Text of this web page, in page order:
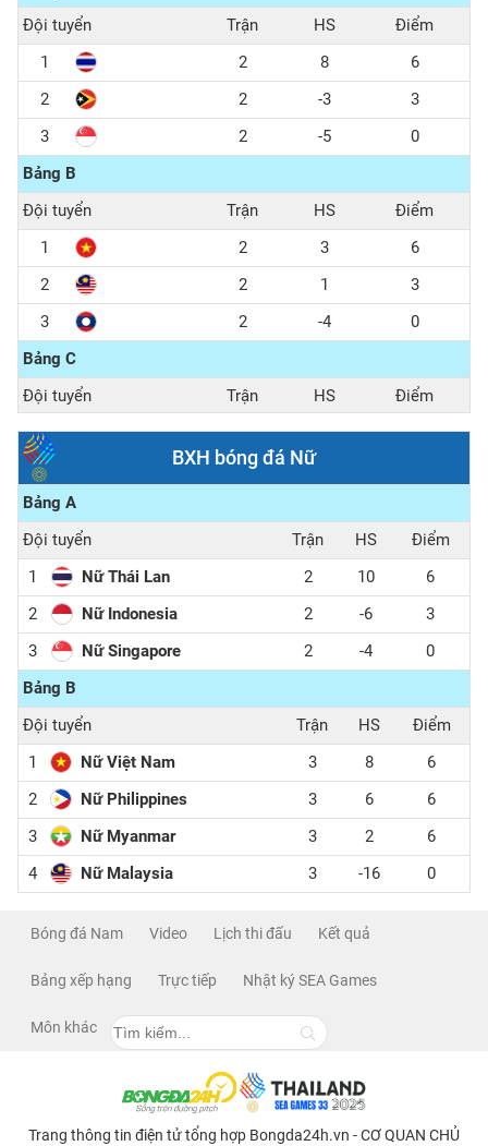
15h30
U22 PHILIPPINES
Đội tuyển
Trận HS
Điểm
1
2 8
6
2
2 -3
3
3
2 -5
0
Bảng B
Đội tuyển
Trận HS
Điểm
1
2 3
6
2
2 1
3
3
2 -4
0
Bảng C
Đội tuyển
Trận HS
Điểm
1
2 3
6
2
2
3
BXH bóng đá Nữ
Bảng A
Đội tuyển
Trận HS
Điểm
1
Nữ Thái Lan 2 10
6
2
Nữ Indonesia 2 -6
3
3
Nữ Singapore 2 -4
0
Bảng B
Đội tuyển
Trận HS
Điểm
1
Nữ Việt Nam 3 8
6
2
Nữ Philippines 3 6
6
3
Nữ Myanmar 3 2
6
4
Nữ Malaysia 3 -16 0
Bóng đá Nam Video Lịch thi đấu Kết quả
Bảng xếp hạng Trực tiếp Nhật ký SEA Games
Môn khác
Trang thông tin điện tử tổng hợp Bongda24h.vn - CƠ QUAN CHỦ